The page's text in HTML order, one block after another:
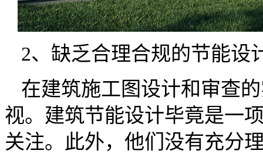
2、缺乏合理合规的节能设
在建筑施工图设计和审查
视。建筑节能设计毕竟是一
关注。此外，他们没有充分